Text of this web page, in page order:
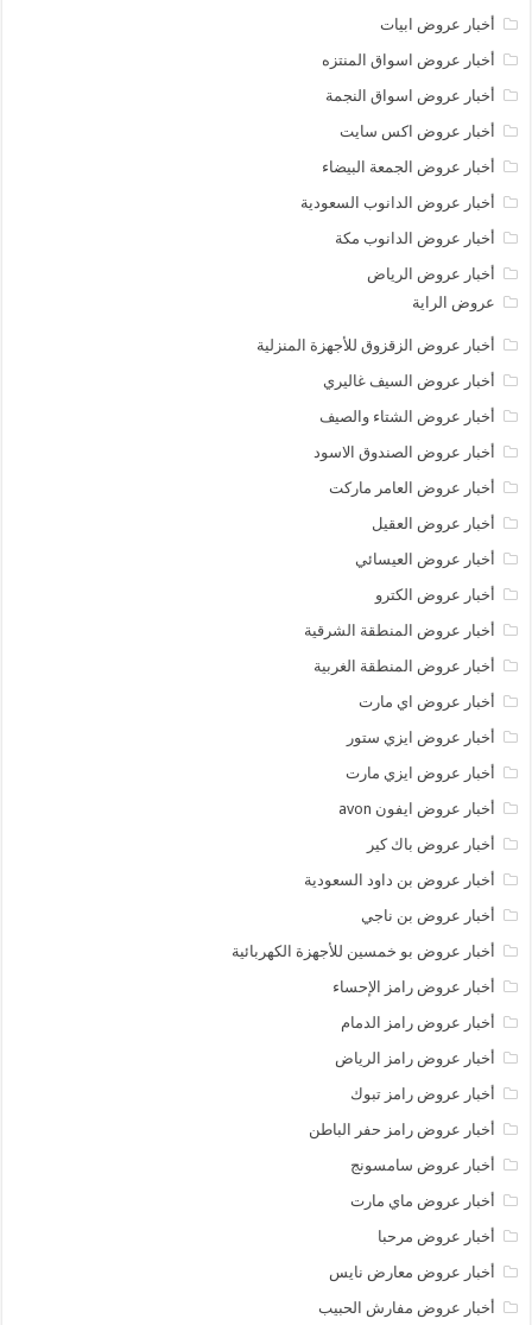
أخبار عروض ابيات
أخبار عروض اسواق المنتزه
أخبار عروض اسواق النجمة
أخبار عروض اكس سايت
أخبار عروض الجمعة البيضاء
أخبار عروض الدانوب السعودية
أخبار عروض الدانوب مكة
أخبار عروض الرياض
عروض الراية
أخبار عروض الزقزوق للأجهزة المنزلية
أخبار عروض السيف غاليري
أخبار عروض الشتاء والصيف
أخبار عروض الصندوق الاسود
أخبار عروض العامر ماركت
أخبار عروض العقيل
أخبار عروض العيسائي
أخبار عروض الكترو
أخبار عروض المنطقة الشرقية
أخبار عروض المنطقة الغربية
أخبار عروض اي مارت
أخبار عروض ايزي ستور
أخبار عروض ايزي مارت
أخبار عروض ايفون avon
أخبار عروض باك كير
أخبار عروض بن داود السعودية
أخبار عروض بن ناجي
أخبار عروض بو خمسين للأجهزة الكهربائية
أخبار عروض رامز الإحساء
أخبار عروض رامز الدمام
أخبار عروض رامز الرياض
أخبار عروض رامز تبوك
أخبار عروض رامز حفر الباطن
أخبار عروض سامسونج
أخبار عروض ماي مارت
أخبار عروض مرحبا
أخبار عروض معارض نايس
أخبار عروض مفارش الحبيب